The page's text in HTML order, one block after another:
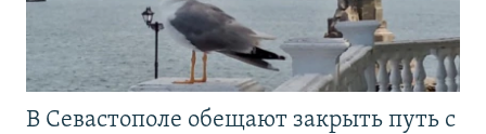
В Севастополе обещают закрыть путь с